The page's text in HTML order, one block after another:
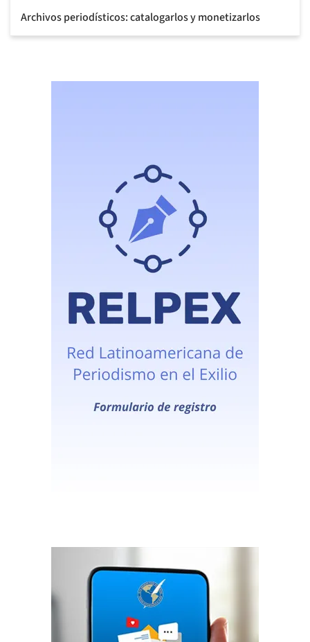
Archivos periodísticos: catalogarlos y monetizarlos